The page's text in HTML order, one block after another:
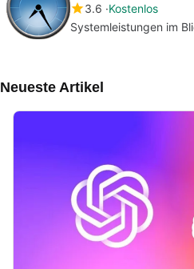
3.6 Kostenlos
Systemleistungen im
Neueste Artikel